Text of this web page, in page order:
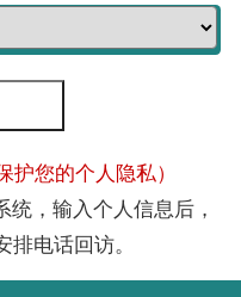
护您的个人隐私）
，输入个人信息后，
电话回访。